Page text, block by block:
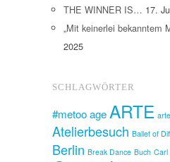
THE WINNER IS… 17.
„Mit keinerlei bekanntem
2025
SCHLAGWÖRTER
#metooageARTE
Atelierbesuch Ballet of
Berlin Break Dance Buch Carl